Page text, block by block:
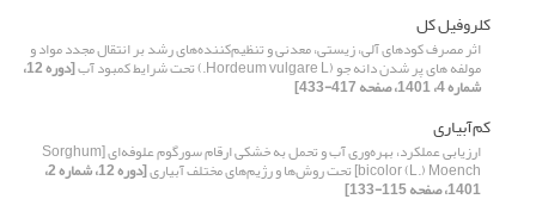
کلروفیل کل
اثر مصرف کودهای آلی، زیستی، معدنی و تنظیم‌کننده‌های رشد بر انتقال مجدد مواد و
مولفه های پر شدن دانه جو (Hordeum vulgare L.) تحت شرایط کمبود آب [دوره 12،
شماره 4، 1401، صفحه 417-433]
کم‌آبیاری
ارزیابی عملکرد، بهره‌وری آب و تحمل به خشکی ارقام سورگوم علوفه‌ای [Sorghum
bicolor (L.) Moench] تحت روش‌ها و رژیم‌های مختلف آبیاری [دوره 12، شماره 2،
1401، صفحه 115-133]